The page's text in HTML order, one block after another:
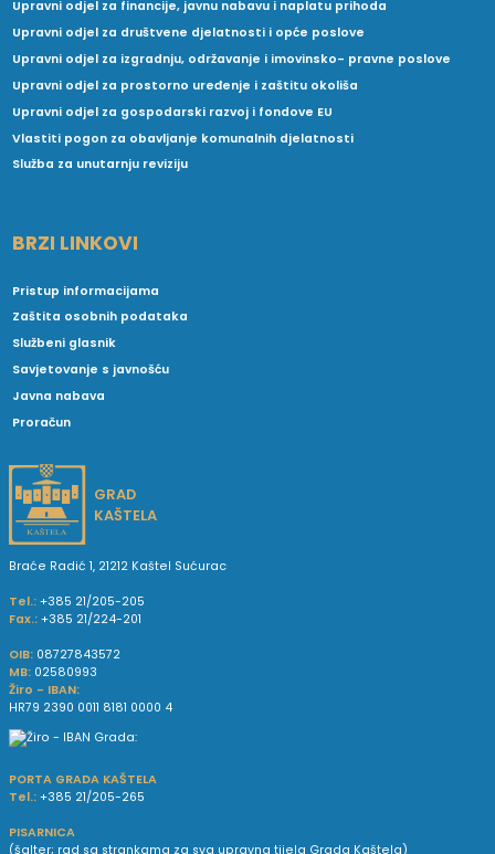
Upravni odjel za financije, javnu nabavu i naplatu prihoda
Upravni odjel za društvene djelatnosti i opće poslove
Upravni odjel za izgradnju, održavanje i imovinsko- pravne poslove
Upravni odjel za prostorno uređenje i zaštitu okoliša
Upravni odjel za gospodarski razvoj i fondove EU
Vlastiti pogon za obavljanje komunalnih djelatnosti
Služba za unutarnju reviziju
BRZI LINKOVI
Pristup informacijama
Zaštita osobnih podataka
Službeni glasnik
Savjetovanje s javnošću
Javna nabava
Proračun
GRAD
KAŠTELA
Braće Radić 1, 21212 Kaštel Sućurac
Tel.: +385 21/205-205
Fax.: +385 21/224-201
OIB: 08727843572
MB: 02580993
Žiro - IBAN:
HR79 2390 0011 8181 0000 4
PORTA GRADA KAŠTELA
Tel.: +385 21/205-265
PISARNICA
(šalter; rad sa strankama za sva upravna tijela Grada Kaštela)